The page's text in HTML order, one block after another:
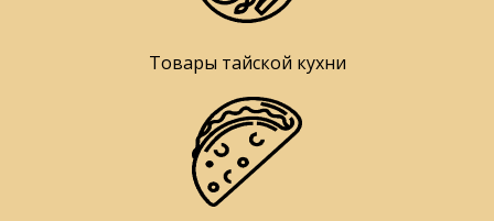
Товары тайской кухни